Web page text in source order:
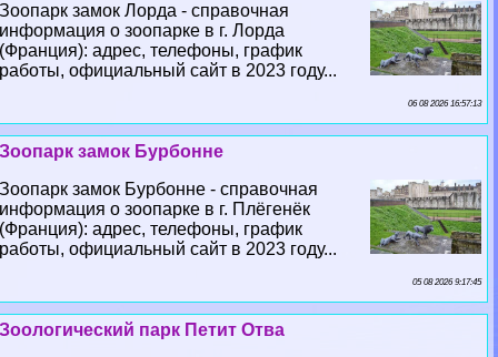
Зоопарк замок Лорда - справочная
информация о зоопарке в г. Лорда
(Франция): адрес, телефоны, график
работы, официальный сайт в 2023 году...
06 08 2026 16:57:13
Зоопарк замок Бурбонне
Зоопарк замок Бурбонне - справочная
информация о зоопарке в г. Плёгенёк
(Франция): адрес, телефоны, график
работы, официальный сайт в 2023 году...
05 08 2026 9:17:45
Зоологический парк Петит Отва